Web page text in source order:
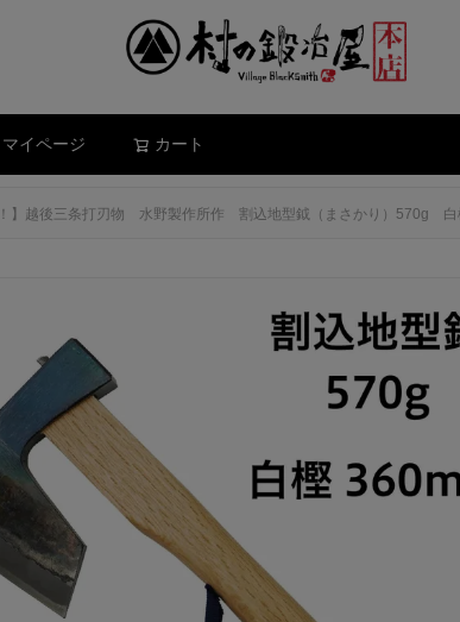
マイページ カート
！】越後三条打刃物 水野製作所作 割込地型鉞（まさかり）570g